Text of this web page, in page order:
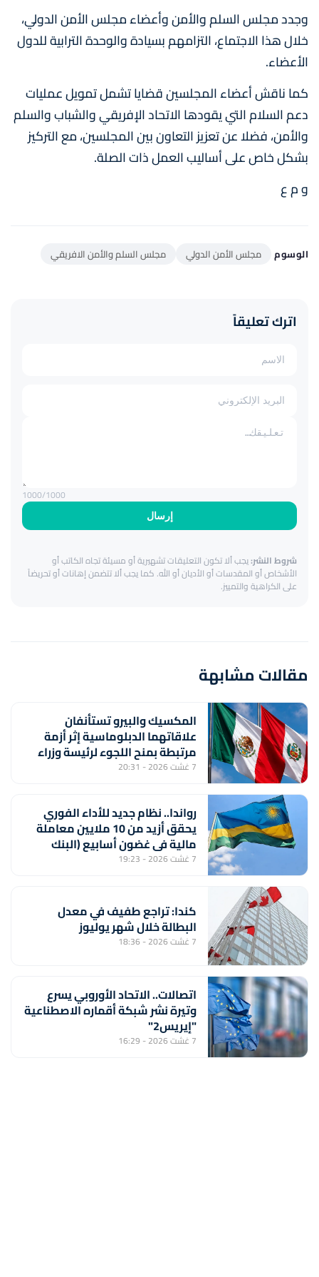
وجدد مجلس السلم والأمن وأعضاء مجلس الأمن الدولي،
خلال هذا الاجتماع، التزامهم بسيادة والوحدة الترابية للدول
الأعضاء.
كما ناقش أعضاء المجلسين قضايا تشمل تمويل عمليات
دعم السلام التي يقودها الاتحاد الإفريقي والشباب والسلم
والأمن، فضلا عن تعزيز التعاون بين المجلسين، مع التركيز
بشكل خاص على أساليب العمل ذات الصلة.
و م ع
الوسوم مجلس الأمن الدولي مجلس السلم والأمن الافريقي
اترك تعليقاً
إرسال
1000/1000
شروط النشر:يجب ألا تكون التعليقات تشهيرية أو مسيئة تجاه الكاتب أو
الأشخاص أو المقدسات أو الأديان أو الله. كما يجب ألا تتضمن إهانات أو تحريضاً
على الكراهية والتمييز.
مقالات مشابهة
المكسيك والبيرو تستأنفان
علاقاتهما الدبلوماسية إثر أزمة
مرتبطة بمنح اللجوء لرئيسة وزراء
بيروفية سابقة
7 غشت 2026 - 20:31
رواندا.. نظام جديد للأداء الفوري
يحقق أزيد من 10 ملايين معاملة
مالية في غضون أسابيع (البنك
المركزي)
7 غشت 2026 - 19:23
كندا: تراجع طفيف في معدل
البطالة خلال شهر يوليوز
7 غشت 2026 - 18:36
اتصالات.. الاتحاد الأوروبي يسرع
وتيرة نشر شبكة أقماره الاصطناعية
"إيريس2"
7 غشت 2026 - 16:29